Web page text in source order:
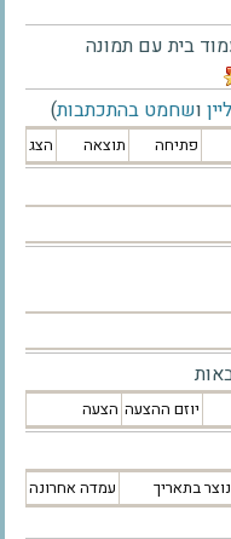
בית עם תמונה
ושחמט בהתכתבות)
פתיחה תוצאה הצג
יוזם ההצעה הצעה
נוצר בתאריך עמדה אחרונה